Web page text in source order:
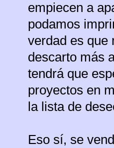
empiecen a
podamos
verdad es que
descarto más
tendrá que
proyectos en
la lista de
Eso sí, se